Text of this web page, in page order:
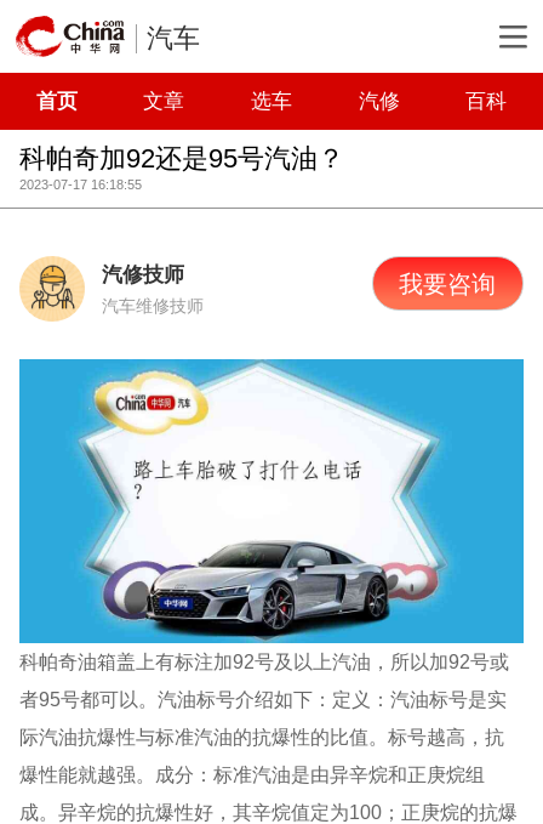
汽车
首页 文章 选车 汽修 百科
科帕奇加92还是95号汽油？
2023-07-17 16:18:55
汽修技师
汽车维修技师
我要咨询
科帕奇油箱盖上有标注加92号及以上汽油，所以加92号或
者95号都可以。汽油标号介绍如下：定义：汽油标号是实
际汽油抗爆性与标准汽油的抗爆性的比值。标号越高，抗
爆性能就越强。成分：标准汽油是由异辛烷和正庚烷组
成。异辛烷的抗爆性好，其辛烷值定为100；正庚烷的抗爆